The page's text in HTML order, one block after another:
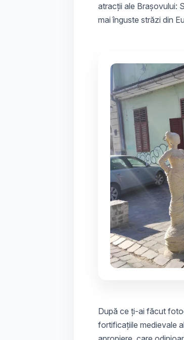
atracții ale Brașovului:
mai înguste străzi din
După ce ți-ai făcut
fortificațiile medievale